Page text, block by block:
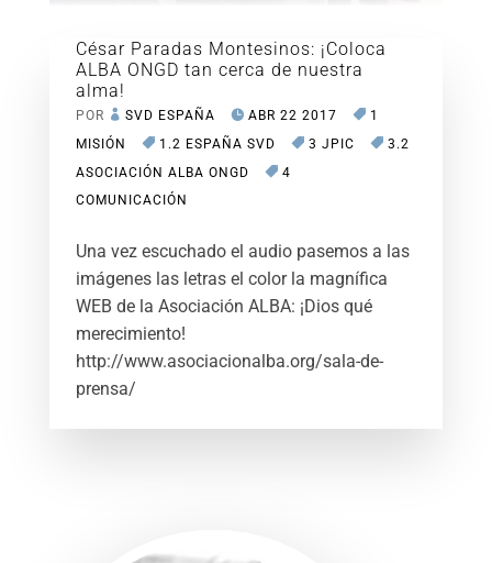
César Paradas Montesinos: ¡Coloca
ALBA ONGD tan cerca de nuestra
alma!
POR SVD ESPAÑA ABR 22 2017
1
MISIÓN
1.2 ESPAÑA SVD 3 JPIC
3.2
ASOCIACIÓN ALBA ONGD
4
COMUNICACIÓN
Una vez escuchado el audio pasemos a las
imágenes las letras el color la magnífica
WEB de la Asociación ALBA: ¡Dios qué
merecimiento!
http://www.asociacionalba.org/sala-de-
prensa/